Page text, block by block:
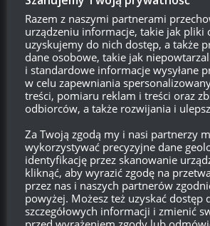
581
Dni
00
Godzin
01
Minut
52
PROSTO Z SUPERTESTU/
Prsoto z Supertestu:
AMX 29 Bélier
14:23, 6 LIPCA 2026
Razem z naszymi partnerami
urządzeniu informacje, takie jak pliki
uzyskujemy do nich dostęp, a także
dane osobowe, takie jak
i standardowe informacje wysyłane
w celu zapewniania
treści, pomiaru reklam i treści oraz
odbiorców, a także rozwijania i
Za Twoją zgodą my i nasi partnerzy
wykorzystywać precyzyjne dane
identyfikację przez skanowanie
kliknąć, aby wyrazić zgodę na
przez nas i naszych partnerów
powyżej. Możesz też uzyskać dostęp
szczegółowych informacji i zmienić